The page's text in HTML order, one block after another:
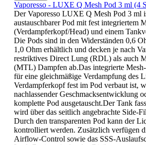
Vaporesso - LUXE Q Mesh Pod 3 ml (4
Der Vaporesso LUXE Q Mesh Pod 3 ml
austauschbarer Pod mit fest integriertem
(Verdampferkopf/Head) und einem
Die Pods sind in den Widerständen 0,6
1,0 Ohm erhältlich und decken je nach
restriktives Direct Lung (RDL) als auch
(MTL) Dampfen ab.Das integrierte
für eine gleichmäßige Verdampfung des
Verdampferkopf fest im Pod verbaut ist,
nachlassender Geschmacksentwicklung
komplette Pod ausgetauscht.Der Tank
wird über das seitlich angebrachte Side-
Durch den transparenten Pod kann der
kontrolliert werden. Zusätzlich verfügen
Airflow-Control sowie das SSS-